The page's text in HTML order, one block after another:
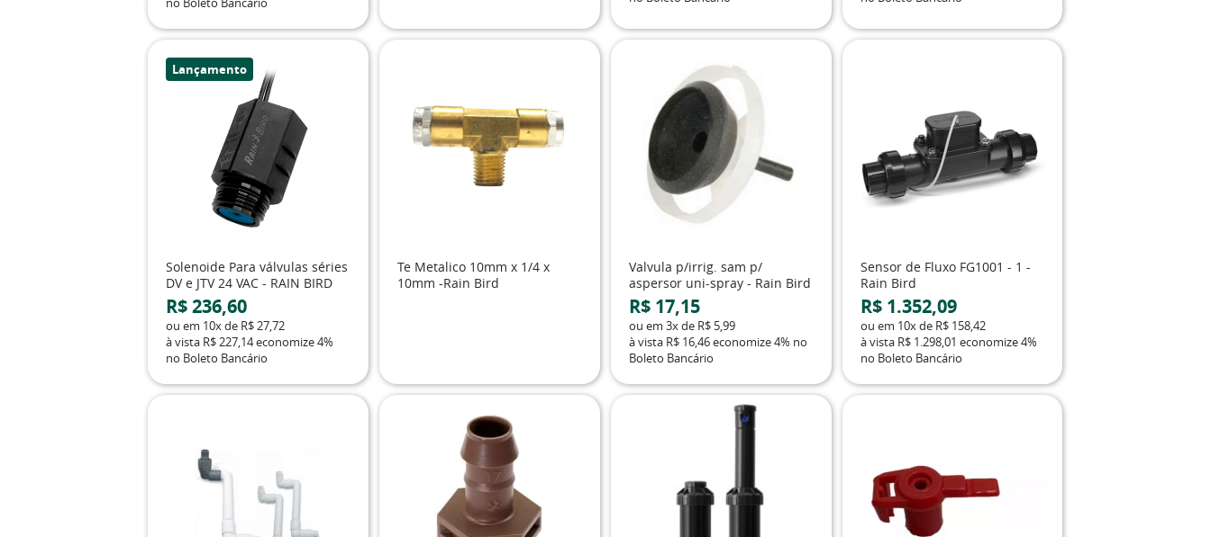
Lançamento
Solenoide Para válvulas séries
DV e JTV 24 VAC - RAIN BIRD
R$ 236,60
ou em 10xde R$ 27,72
à vista R$ 227,14economize4%
no Boleto Bancário
Te Metalico 10mm x 1/4 x
10mm -Rain Bird
Valvula p/irrig. sam p/
aspersor uni-spray - Rain Bird
R$ 17,15
ou em 3xde R$ 5,99
à vista R$ 16,46economize4% no
Boleto Bancário
Sensor de Fluxo FG1001 - 1 -
Rain Bird
R$ 1.352,09
ou em 10xde R$ 158,42
à vista R$ 1.298,01 economize4%
no Boleto Bancário